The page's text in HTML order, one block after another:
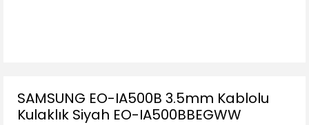
SAMSUNG EO-IA500B 3.5mm Kablolu
Kulaklık Siyah EO-IA500BBEGWW